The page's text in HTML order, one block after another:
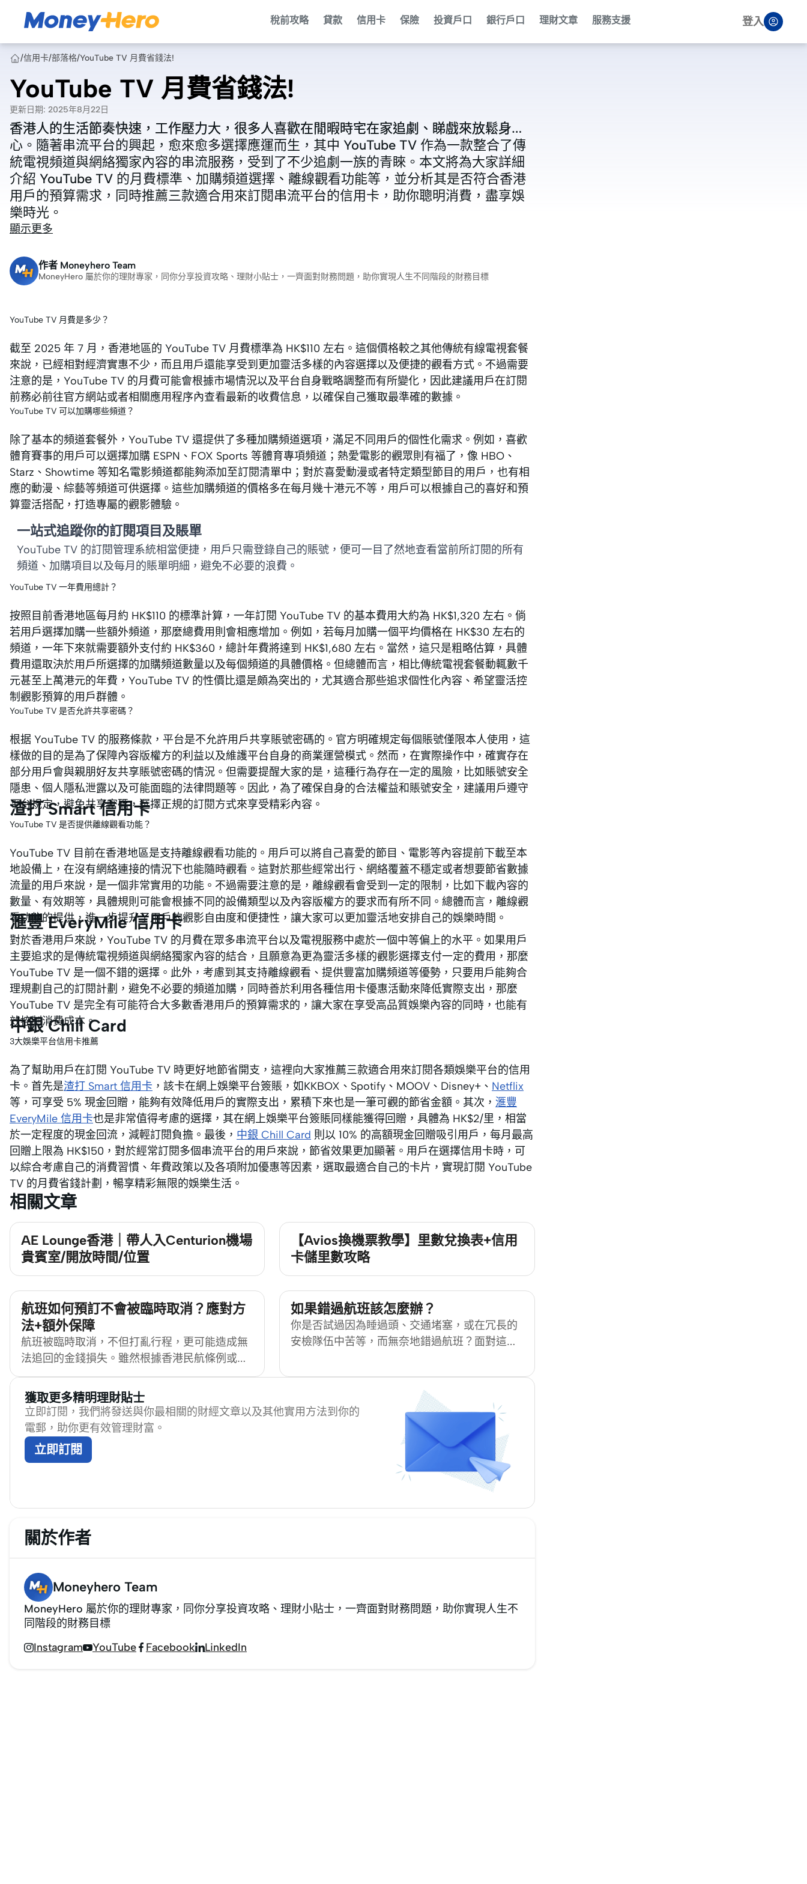
稅前攻略 貸款 信用卡 保險 投資戶口 銀行戶口 理財文章 服務支援 登入
/信用卡/部落格/YouTube TV 月費省錢法!
YouTube TV 月費省錢法!
更新日期: 2025年8月22日
香港人的生活節奏快速，工作壓力大，很多人喜歡在閒暇時宅在家追劇、睇戲來放鬆身
心。隨著串流平台的興起，愈來愈多選擇應運而生，其中 YouTube TV 作為一款整合了傳
統電視頻道與網絡獨家內容的串流服務，受到了不少追劇一族的青睞。本文將為大家詳細
介紹 YouTube TV 的月費標準、加購頻道選擇、離線觀看功能等，並分析其是否符合香港
用戶的預算需求，同時推薦三款適合用來訂閱串流平台的信用卡，助你聰明消費，盡享娛
樂時光。
香港人的生活節奏快速，工作壓力大，很多人喜歡在閒暇時宅在家追劇、睇戲來放鬆身
心。隨著串流平台的興起，愈來愈多選擇應運而生，其中 YouTube TV 作為一款整合了傳
統電視頻道與網絡獨家內容的串流服務，受到了不少追劇一族的青睞。本文將為大家詳細
介紹 YouTube TV 的月費標準、加購頻道選擇、離線觀看功能等，並分析其是否符合香港
用戶的預算需求，同時推薦三款適合用來訂閱串流平台的信用卡，助你聰明消費，盡享娛
樂時光。
顯示更多
作者 Moneyhero Team
MoneyHero 屬於你的理財專家，同你分享投資攻略、理財小貼士，一齊面對財務問題，助你實現人生不同階段的財務目標
YouTube TV 月費是多少？
截至 2025 年 7 月，香港地區的 YouTube TV 月費標準為 HK$110 左右。這個價格較之其他傳統有線電視套餐
來說，已經相對經濟實惠不少，而且用戶還能享受到更加靈活多樣的內容選擇以及便捷的觀看方式。不過需要
注意的是，YouTube TV 的月費可能會根據市場情況以及平台自身戰略調整而有所變化，因此建議用戶在訂閱
前務必前往官方網站或者相關應用程序內查看最新的收費信息，以確保自己獲取最準確的數據。
YouTube TV 可以加購哪些頻道？
除了基本的頻道套餐外，YouTube TV 還提供了多種加購頻道選項，滿足不同用戶的個性化需求。例如，喜歡
體育賽事的用戶可以選擇加購 ESPN、FOX Sports 等體育專項頻道；熱愛電影的觀眾則有福了，像 HBO、
Starz、Showtime 等知名電影頻道都能夠添加至訂閱清單中；對於喜愛動漫或者特定類型節目的用戶，也有相
應的動漫、綜藝等頻道可供選擇。這些加購頻道的價格多在每月幾十港元不等，用戶可以根據自己的喜好和預
算靈活搭配，打造專屬的觀影體驗。
一站式追蹤你的訂閱項目及賬單
YouTube TV 的訂閱管理系統相當便捷，用戶只需登錄自己的賬號，便可一目了然地查看當前所訂閱的所有
頻道、加購項目以及每月的賬單明細，避免不必要的浪費。
YouTube TV 一年費用總計？
按照目前香港地區每月約 HK$110 的標準計算，一年訂閱 YouTube TV 的基本費用大約為 HK$1,320 左右。倘
若用戶選擇加購一些額外頻道，那麼總費用則會相應增加。例如，若每月加購一個平均價格在 HK$30 左右的
頻道，一年下來就需要額外支付約 HK$360，總計年費將達到 HK$1,680 左右。當然，這只是粗略估算，具體
費用還取決於用戶所選擇的加購頻道數量以及每個頻道的具體價格。但總體而言，相比傳統電視套餐動輒數千
元甚至上萬港元的年費，YouTube TV 的性價比還是頗為突出的，尤其適合那些追求個性化內容、希望靈活控
制觀影預算的用戶群體。
YouTube TV 是否允許共享密碼？
根据 YouTube TV 的服務條款，平台是不允許用戶共享賬號密碼的。官方明確規定每個賬號僅限本人使用，這
樣做的目的是為了保障內容版權方的利益以及維護平台自身的商業運營模式。然而，在實際操作中，確實存在
部分用戶會與親朋好友共享賬號密碼的情況。但需要提醒大家的是，這種行為存在一定的風險，比如賬號安全
隱患、個人隱私泄露以及可能面臨的法律問題等。因此，為了確保自身的合法權益和賬號安全，建議用戶遵守
平台規定，避免共享密碼，選擇正規的訂閱方式來享受精彩內容。
渣打 Smart 信用卡
YouTube TV 是否提供離線觀看功能？
YouTube TV 目前在香港地區是支持離線觀看功能的。用戶可以將自己喜愛的節目、電影等內容提前下載至本
地設備上，在沒有網絡連接的情況下也能隨時觀看。這對於那些經常出行、網絡覆蓋不穩定或者想要節省數據
流量的用戶來說，是一個非常實用的功能。不過需要注意的是，離線觀看會受到一定的限制，比如下載內容的
數量、有效期等，具體規則可能會根據不同的設備類型以及內容版權方的要求而有所不同。總體而言，離線觀
看功能的提供，進一步提升了用戶的觀影自由度和便捷性，讓大家可以更加靈活地安排自己的娛樂時間。
滙豐 EveryMile 信用卡
對於香港用戶來說，YouTube TV 的月費在眾多串流平台以及電視服務中處於一個中等偏上的水平。如果用戶
主要追求的是傳統電視頻道與網絡獨家內容的結合，且願意為更為靈活多樣的觀影選擇支付一定的費用，那麼
YouTube TV 是一個不錯的選擇。此外，考慮到其支持離線觀看、提供豐富加購頻道等優勢，只要用戶能夠合
理規劃自己的訂閱計劃，避免不必要的頻道加購，同時善於利用各種信用卡優惠活動來降低實際支出，那麼
YouTube TV 是完全有可能符合大多數香港用戶的預算需求的，讓大家在享受高品質娛樂內容的同時，也能有
效控制消費成本。
中銀 Chill Card
3大娛樂平台信用卡推薦
為了幫助用戶在訂閱 YouTube TV 時更好地節省開支，這裡向大家推薦三款適合用來訂閱各類娛樂平台的信用
卡。首先是渣打 Smart 信用卡 ，該卡在網上娛樂平台簽賬，如KKBOX、Spotify、MOOV、Disney+、 Netflix
等，可享受 5% 現金回贈，能夠有效降低用戶的實際支出，累積下來也是一筆可觀的節省金額。其次， 滙豐
EveryMile 信用卡也是非常值得考慮的選擇，其在網上娛樂平台簽賬同樣能獲得回贈，具體為 HK$2/里，相當
於一定程度的現金回流，減輕訂閱負擔。最後， 中銀 Chill Card 則以 10% 的高額現金回贈吸引用戶，每月最高
回贈上限為 HK$150，對於經常訂閱多個串流平台的用戶來說，節省效果更加顯著。用戶在選擇信用卡時，可
以綜合考慮自己的消費習慣、年費政策以及各項附加優惠等因素，選取最適合自己的卡片，實現訂閱 YouTube
TV 的月費省錢計劃，暢享精彩無限的娛樂生活。
相關文章
AE Lounge香港｜帶人入Centurion機場
貴賓室/開放時間/位置
【Avios換機票教學】里數兌換表+信用
卡儲里數攻略
航班如何預訂不會被臨時取消？應對方
法+額外保障
航班被臨時取消，不但打亂行程，更可能造成無
法追回的金錢損失。雖然根據香港民航條例或個
別航空公司政策，旅客在航班被取消而拒絕改期
時可獲機票退款，但航空公司並無法律責任對旅
客因而錯過的預付住宿、觀光團或郵輪行程作出
賠償。為此，旅客在安排行程時應多加留意航空
公司過往表現、航班選擇時間與保險安排。
MoneyHero將從五大方向出發，說明如何預訂更
如果錯過航班該怎麼辦？
你是否試過因為睡過頭、交通堵塞，或在冗長的
安檢隊伍中苦等，而無奈地錯過航班？面對這種
爭取及保障自己的權益？MoneyHero整理錯過航
班的常見原因、應對策略，以及教你如何利用信
用卡、旅遊保險來保障自己，將錯過航班的損失
獲取更多精明理財貼士
立即訂閱，我們將發送與你最相關的財經文章以及其他實用方法到你的
電郵，助你更有效管理財富。
立即訂閱
關於作者
Moneyhero Team
MoneyHero 屬於你的理財專家，同你分享投資攻略、理財小貼士，一齊面對財務問題，助你實現人生不
同階段的財務目標
InstagramYouTube  FacebookLinkedIn